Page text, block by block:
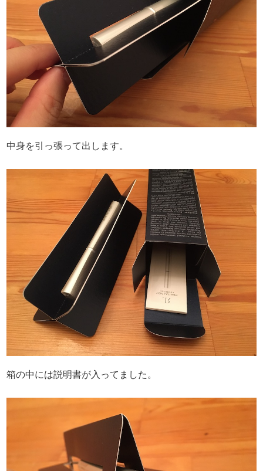
中身を引っ張って出します。
箱の中には説明書が入ってました。